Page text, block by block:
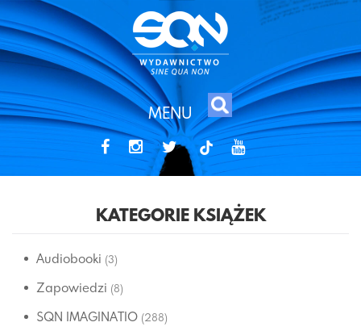
MENU
tiktok
KATEGORIE KSIĄŻEK
Audiobooki (3)
Zapowiedzi (8)
SQN IMAGINATIO (288)